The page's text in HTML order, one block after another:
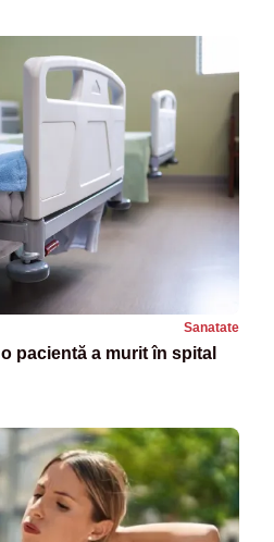
Sanatate
pacientă a murit în spital